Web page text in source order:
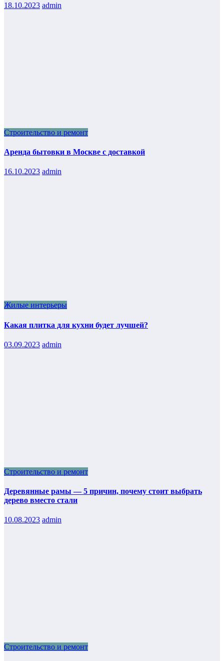
18.10.2023 admin
Строительство и ремонт
Аренда бытовки в Москве с доставкой
16.10.2023 admin
Жилые интерьеры
Какая плитка для кухни будет лучшей?
03.09.2023 admin
Строительство и ремонт
Деревянные рамы — 5 причин, почему стоит выбрать
дерево вместо стали
10.08.2023 admin
Строительство и ремонт